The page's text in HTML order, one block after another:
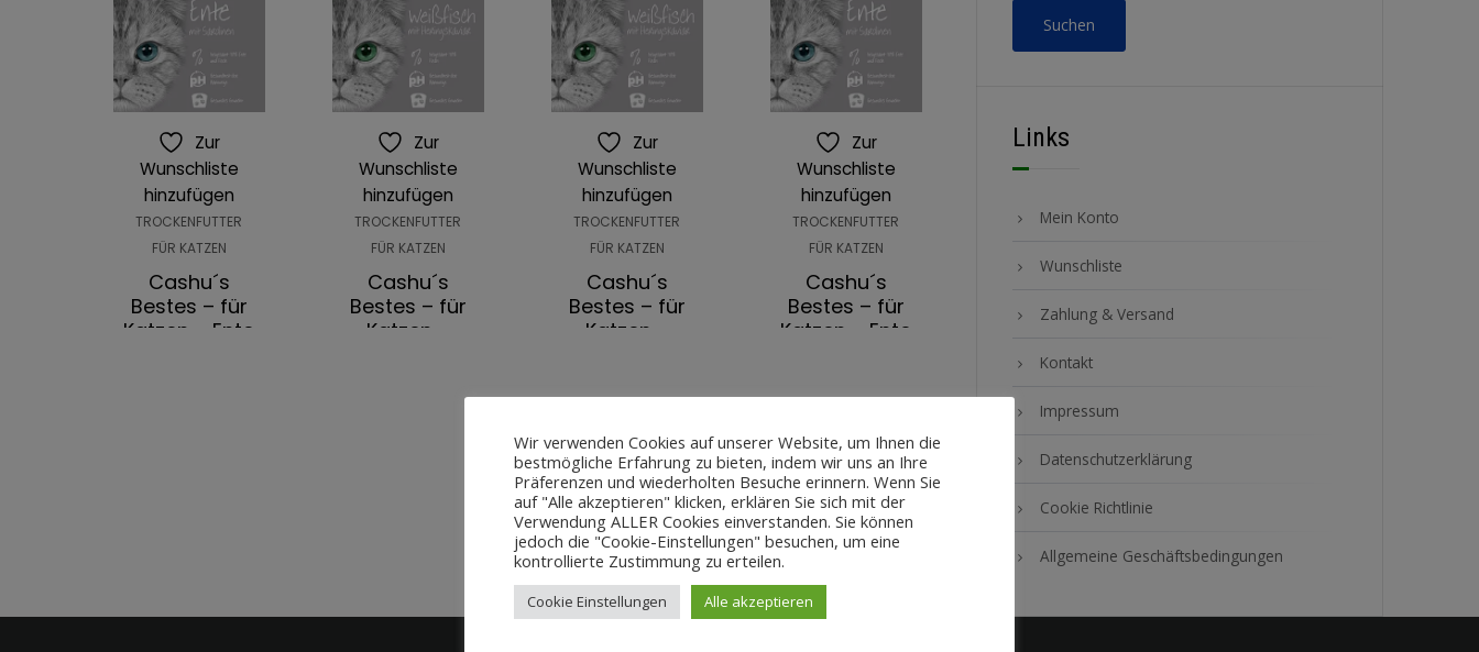
Zur
Wunschliste
hinzufügen
TROCKENFUTTER
FÜR KATZEN
Cashu´s
Bestes – für
Katzen – Ente
Zur
Wunschliste
hinzufügen
TROCKENFUTTER
FÜR KATZEN
Cashu´s
Bestes – für
Katzen –
Preisspanne:
Zur
Wunschliste
hinzufügen
TROCKENFUTTER
FÜR KATZEN
Cashu´s
Bestes – für
Katzen –
Futterprobe
0,01€
IN DEN
WARENKORB
Zur
Wunschliste
hinzufügen
TROCKENFUTTER
FÜR KATZEN
Cashu´s
Bestes – für
Katzen – Ente
IN DEN
WARENKORB
Suchen
Links
Mein Konto
Wunschliste
Zahlung & Versand
Kontakt
Impressum
Datenschutzerklärung
Cookie Richtlinie
Allgemeine Geschäftsbedingungen
Wir verwenden Cookies auf unserer Website, um Ihnen die
bestmögliche Erfahrung zu bieten, indem wir uns an Ihre
Präferenzen und wiederholten Besuche erinnern. Wenn Sie
auf "Alle akzeptieren" klicken, erklären Sie sich mit der
Verwendung ALLER Cookies einverstanden. Sie können
jedoch die "Cookie-Einstellungen" besuchen, um eine
kontrollierte Zustimmung zu erteilen.
Cookie Einstellungen Alle akzeptieren